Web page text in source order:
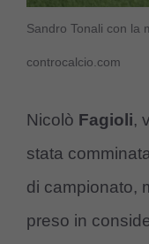
Sandro Tonali con la
controcalcio.com
Nicolò Fagioli,
stata
di campionato,
preso in